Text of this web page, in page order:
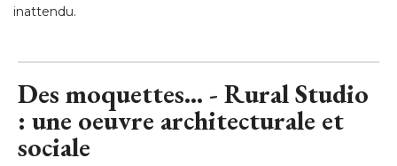
inattendu.
Des moquettes... - Rural Studio
: une oeuvre architecturale et
sociale